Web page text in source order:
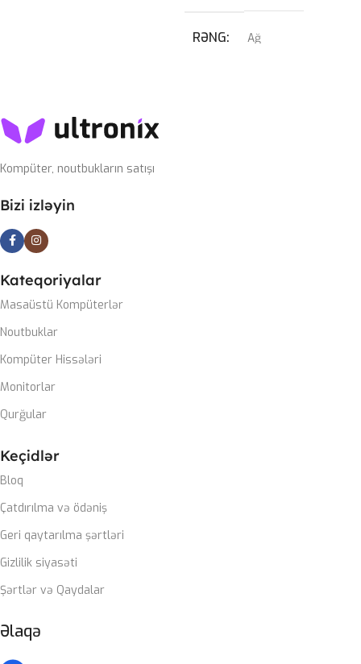
RƏNG Ağ
Kompüter, noutbukların satışı
Bizi izləyin
Kateqoriyalar
Masaüstü Kompüterlər
Noutbuklar
Kompüter Hissələri
Monitorlar
Qurğular
Keçidlər
Bloq
Çatdırılma və ödəniş
Geri qaytarılma şərtləri
Gizlilik siyasəti
Şərtlər və Qaydalar
Əlaqə